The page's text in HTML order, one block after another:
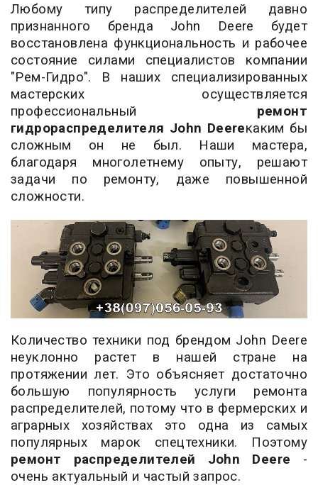
Любому типу распределителей давно
признанного бренда John Deere будет
восстановлена функциональность и рабочее
состояние силами специалистов компании
"Рем-Гидро". В наших специализированных
мастерских осуществляется
профессиональный ремонт
гидрораспределителя John Deereкаким бы
сложным он не был. Наши мастера,
благодаря многолетнему опыту, решают
задачи по ремонту, даже повышенной
сложности.
Количество техники под брендом John Deere
неуклонно растет в нашей стране на
протяжении лет. Это объясняет достаточно
большую популярность услуги ремонта
распределителей, потому что в фермерских и
аграрных хозяйствах это одна из самых
популярных марок спецтехники. Поэтому
ремонт распределителей John Deere -
очень актуальный и частый запрос.